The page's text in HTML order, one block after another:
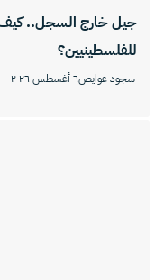
جيل خارج السجل.. كيف
للفلسطينيين؟
سجود عوايص٦ أغسطس ٢٠٢٦